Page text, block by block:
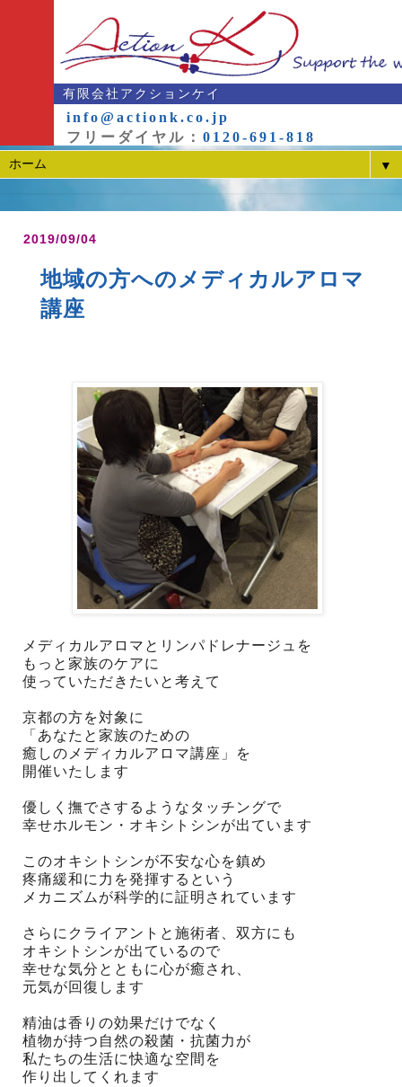
有限会社アクションケイ
info@actionk.co.jp
フリーダイヤル： 0120-691-818
▼
2019/09/04
地域の方へのメディカルアロマ
講座
メディカルアロマとリンパドレナージュを
もっと家族のケアに
使っていただきたいと考えて
京都の方を対象に
「あなたと家族のための
癒しのメディカルアロマ講座」を
開催いたします
優しく撫でさするようなタッチングで
幸せホルモン・オキシトシンが出ています
このオキシトシンが不安な心を鎮め
疼痛緩和に力を発揮するという
メカニズムが科学的に証明されています
さらにクライアントと施術者、双方にも
オキシトシンが出ているので
幸せな気分とともに心が癒され、
元気が回復します
精油は香りの効果だけでなく
植物が持つ自然の殺菌・抗菌力が
私たちの生活に快適な空間を
作り出してくれます